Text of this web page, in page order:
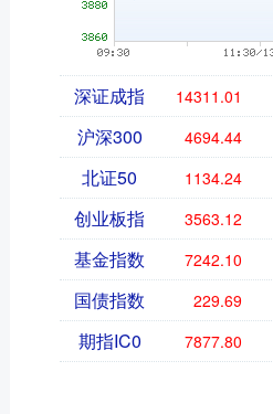
深证成指 14311.01
沪深300 4694.44
北证50 1134.24
创业板指 3563.12
基金指数 7242.10
国债指数 229.69
期指IC0 7877.80